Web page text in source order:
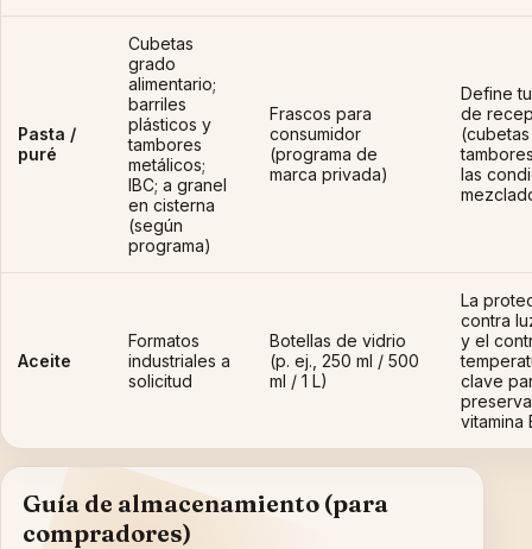
Pasta /
puré
Cubetas
grado
alimentario;
barriles
plásticos y
tambores
metálicos;
IBC; a granel
en cisterna
(según
programa)
Frascos para
consumidor
(programa de
marca privada)
Define
de
las
Aceite
Formatos
industriales a
solicitud
Botellas de vidrio
(p. ej., 250 ml / 500
ml / 1 L)
La
contra
y el
clave
vitamina
Guía de almacenamiento (para
compradores)